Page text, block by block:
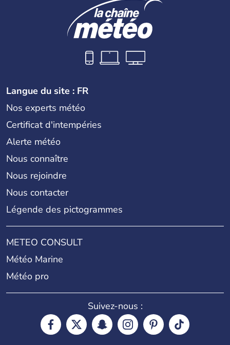
Langue du site : FR
Nos experts météo
Certificat d'intempéries
Alerte météo
Nous connaître
Nous rejoindre
Nous contacter
Légende des pictogrammes
METEO CONSULT
Météo Marine
Météo pro
Suivez-nous :